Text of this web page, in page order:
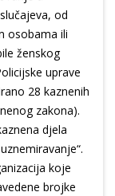
od
osobama ili
ženskog
uprave
28 kaznenih
zakona).
djela
koje
brojke